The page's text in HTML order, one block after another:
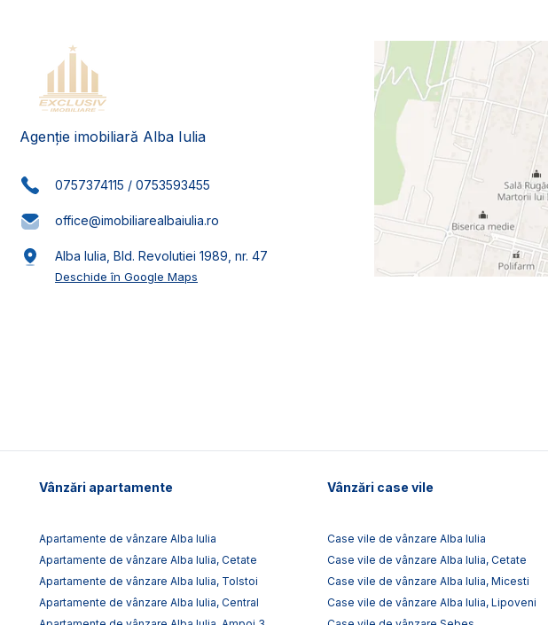
Agenție imobiliară Alba Iulia
0757374115 / 0753593455
office@imobiliarealbaiulia.ro
Alba Iulia, Bld. Revolutiei 1989, nr. 47
Deschide în Google Maps
Vânzări apartamente
Apartamente de vânzare Alba Iulia
Apartamente de vânzare Alba Iulia, Cetate
Apartamente de vânzare Alba Iulia, Tolstoi
Apartamente de vânzare Alba Iulia, Central
Vânzări case vile
Case vile de vânzare Alba Iulia
Case vile de vânzare Alba Iulia, Cetate
Case vile de vânzare Alba Iulia, Micesti
Case vile de vânzare Alba Iulia, Lipoveni